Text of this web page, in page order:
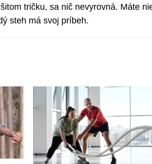
tričku, sa nič nevyrovná. Máte
steh má svoj príbeh.